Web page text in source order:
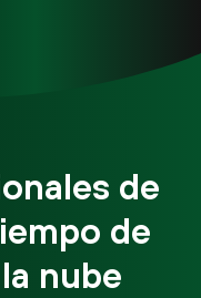
de
de
nube